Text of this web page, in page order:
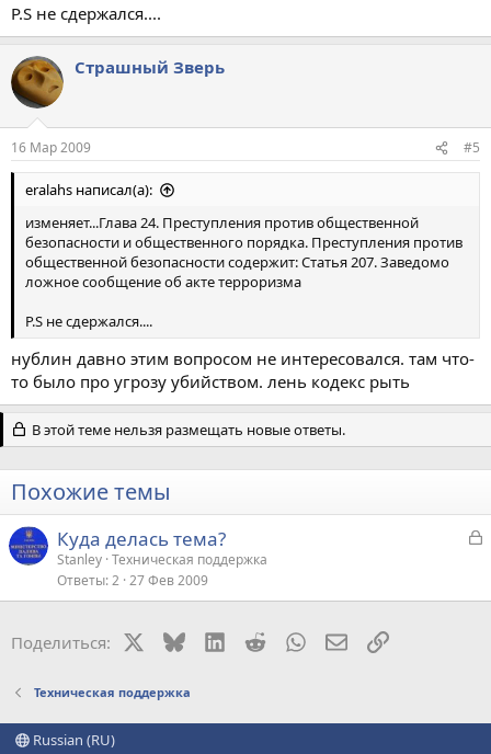
P.S не сдержался....
Страшный Зверь
16 Мар 2009 #5
eralahs написал(а):
изменяет...Глава 24. Преступления против общественной
безопасности и общественного порядка. Преступления против
общественной безопасности содержит: Статья 207. Заведомо
ложное сообщение об акте терроризма
P.S не сдержался....
нублин давно этим вопросом не интересовался. там что-
то было про угрозу убийством. лень кодекс рыть
В этой теме нельзя размещать новые ответы.
Похожие темы
З
р
Куда делась тема?
Stanley Техническая поддержка
Ответы 2 27 Фев 2009
Поделиться: BlueskyLinkedIn
RedditWhatsAppЭлектронная
Ссылка
Техническая поддержка
Russian (RU)